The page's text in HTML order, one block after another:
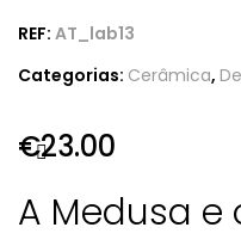
REF: AT_lab13
Categorias: Cerâmica,
€23.00
A Medusa e